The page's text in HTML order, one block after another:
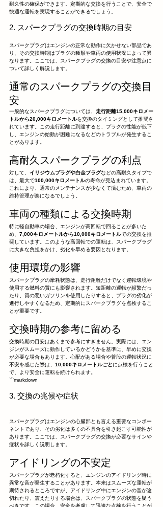
耐久性の確保ができます。定期的な交換を行うことで、安全で
快適な運転を実現することができるでしょう。
2. スパークプラグの交換時期の目安
スパークプラグはエンジンの正常な動作に欠かせない部品であ
り、その交換時期はプラグの種類や車両の使用状況によって異
なります。ここでは、スパークプラグの交換の目安や注意点に
ついて詳しく解説します。
通常のスパークプラグの交換目
安
一般的なスパークプラグについては、 走行距離15,000キロメー
トルから20,000キロメートルを交換のタイミングとして推奨さ
れています。この走行距離に到達すると、プラグの性能が低下
し、エンジンの始動が困難になるなどのトラブルが発生するこ
とがあります。
高耐久スパークプラグの利点
対して、 イリジウムプラグや白金プラグなどの高耐久タイプで
は、最大で100,000キロメートルの寿命が見込まれています。
これにより、通常のメンテナンスが少なくて済むため、車両の
維持管理が楽になるでしょう。
車両の種類による交換時期
特に軽自動車の場合、エンジンが高回転で回ることが多いた
め、 7,000キロメートルから10,000キロメートルでの交換を推
奨しています。このような高回転での運転は、スパークプラグ
に大きな負担をかけ、劣化を早める要因となります。
使用環境の影響
スパークプラグの摩耗状態は、走行距離だけでなく運転環境や
使用する燃料の質にも影響されます。短距離の運転が頻繁だっ
たり、質の悪いガソリンを使用したりすると、プラグの劣化が
進行しやすくなるため、定期的にスパークプラグを点検するこ
とが重要です。
交換時期の参考に留める
交換時期の目安はあくまで参考にすぎません。実際には、エン
ジンがスムーズに動作しているかどうかを基準に、早めに交換
が必要な場合もあります。心配がある場合や普段の運転状況に
不安を感じた際は、 10,000キロメートルごとに点検を行うこと
で、より安全に運転を続けられます。
```markdown
3. 交換の兆候や症状
スパークプラグはエンジンの心臓部とも言える重要なコンポー
ネントであり、その劣化は多くの不具合を引き起こす可能性が
あります。ここでは、スパークプラグの交換が必要なサインや
症状を詳しく説明します。
アイドリングの不安定
スパークプラグが老朽化すると、エンジンのアイドリング時に
異常な音が発生することがあります。本来はスムーズな運転が
期待されるところですが、アイドリング中にエンジンの音が途
切れたり、震えたりする場合は、スパークプラグの状態を疑う
べきです。この場合、安全を考慮して迅速な点検を行うことが